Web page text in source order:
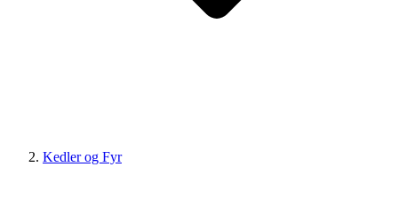
Kedler og Fyr